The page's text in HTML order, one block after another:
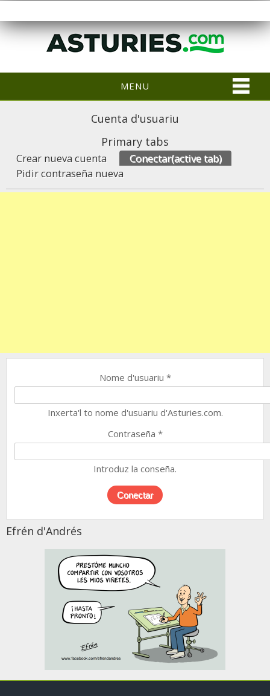
MENU
Cuenta d'usuariu
Primary tabs
Crear nueva cuenta Conectar(active tab)
Pidir contraseña nueva
Nome d'usuariu *
Inxerta'l to nome d'usuariu d'Asturies.com.
Contraseña *
Introduz la conseña.
Efrén d'Andrés